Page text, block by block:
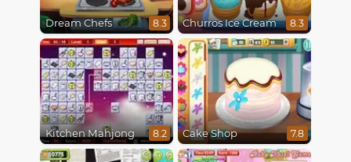
Dream Chefs 8.3 Churros Ice Cream 8.3
Kitchen Mahjong 8.2 Cake Shop 7.8